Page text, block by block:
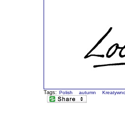
Tags: Polish autumn